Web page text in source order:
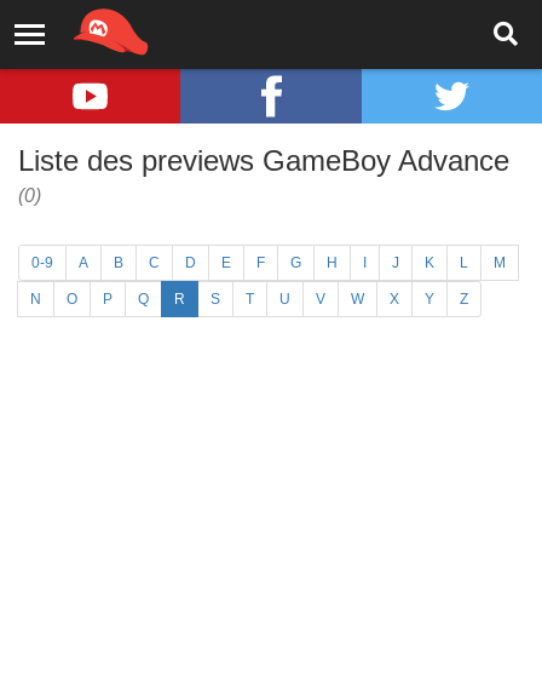
Liste des previews GameBoy Advance
(0)
0-9 A B C D E F G H J K L M
N O P Q R S T U V W X Y Z